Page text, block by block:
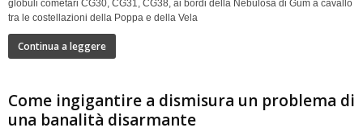
globuli cometari CG30, CG31, CG38, ai bordi della Nebulosa di Gum a cavallo
tra le costellazioni della Poppa e della Vela
Continua a leggere
Come ingigantire a dismisura un problema di
una banalità disarmante